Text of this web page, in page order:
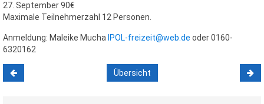
27. September 90€
Maximale Teilnehmerzahl 12 Personen.
Anmeldung: Maleike Mucha IPOL-freizeit@web.de oder 0160-
6320162
Übersicht